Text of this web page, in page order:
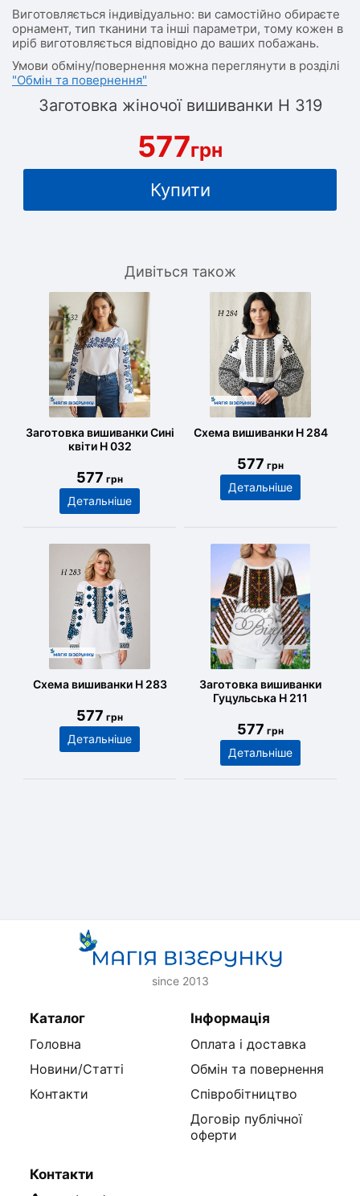
Виготовляється індивідуально: ви самостійно обираєте
орнамент, тип тканини та інші параметри, тому кожен в
иріб виготовляється відповідно до ваших побажань.
Умови обміну/повернення можна переглянути в розділі
"Обмін та повернення"
Заготовка жіночої вишиванки Н 319
577грн
Купити
Дивіться також
Заготовка вишиванки Сині
квіти Н 032
577 грн
Детальніше
Схема вишиванки Н 284
577 грн
Детальніше
Схема вишиванки Н 283
577 грн
Детальніше
Заготовка вишиванки
Гуцульська Н 211
577 грн
Детальніше
since 2013
Каталог
Головна
Новини/Статті
Контакти
Інформація
Оплата і доставка
Обмін та повернення
Співробітництво
Договір публічної
оферти
Контакти